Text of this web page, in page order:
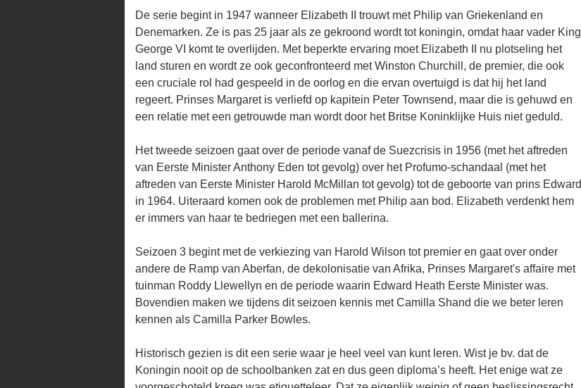
De serie begint in 1947 wanneer Elizabeth II trouwt met Philip van Griekenland en
Denemarken. Ze is pas 25 jaar als ze gekroond wordt tot koningin, omdat haar vader King
George VI komt te overlijden. Met beperkte ervaring moet Elizabeth II nu plotseling het
land sturen en wordt ze ook geconfronteerd met Winston Churchill, de premier, die ook
een cruciale rol had gespeeld in de oorlog en die ervan overtuigd is dat hij het land
regeert. Prinses Margaret is verliefd op kapitein Peter Townsend, maar die is gehuwd en
een relatie met een getrouwde man wordt door het Britse Koninklijke Huis niet geduld.
Het tweede seizoen gaat over de periode vanaf de Suezcrisis in 1956 (met het aftreden
van Eerste Minister Anthony Eden tot gevolg) over het Profumo-schandaal (met het
aftreden van Eerste Minister Harold McMillan tot gevolg) tot de geboorte van prins Edward
in 1964. Uiteraard komen ook de problemen met Philip aan bod. Elizabeth verdenkt hem
er immers van haar te bedriegen met een ballerina.
Seizoen 3 begint met de verkiezing van Harold Wilson tot premier en gaat over onder
andere de Ramp van Aberfan, de dekolonisatie van Afrika, Prinses Margaret's affaire met
tuinman Roddy Llewellyn en de periode waarin Edward Heath Eerste Minister was.
Bovendien maken we tijdens dit seizoen kennis met Camilla Shand die we beter leren
kennen als Camilla Parker Bowles.
Historisch gezien is dit een serie waar je heel veel van kunt leren. Wist je bv. dat de
Koningin nooit op de schoolbanken zat en dus geen diploma’s heeft. Het enige wat ze